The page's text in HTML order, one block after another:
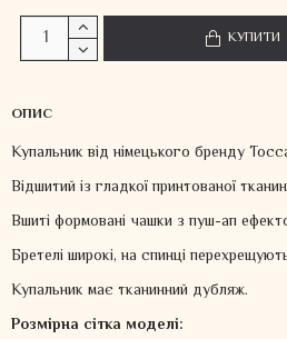
КУПИТИ
ОПИС
Купальник від німецького бренду
Відшитий із гладкої принтованої
Вшиті формовані чашки з пуш-ап
Бретелі широкі, на спинці
Купальник має тканинний дубляж.
Розмірна сітка моделі: